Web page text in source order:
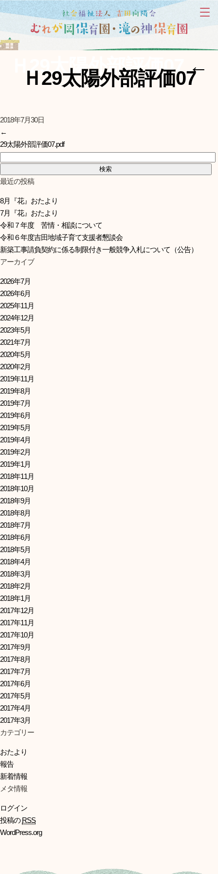
Ｈ29太陽外部評価07←
Ｈ29太陽外部評価07
2018年7月30日
←
29太陽外部評価07.pdf
最近の投稿
8月『花』おたより
7月『花』おたより
令和７年度 苦情・相談について
令和６年度吉田地域子育て支援者懇談会
新築工事請負契約に係る制限付き一般競争入札について（公告）
アーカイブ
2026年7月
2026年6月
2025年11月
2024年12月
2023年5月
2021年7月
2020年5月
2020年2月
2019年11月
2019年8月
2019年7月
2019年6月
2019年5月
2019年4月
2019年2月
2019年1月
2018年11月
2018年10月
2018年9月
2018年8月
2018年7月
2018年6月
2018年5月
2018年4月
2018年3月
2018年2月
2018年1月
2017年12月
2017年11月
2017年10月
2017年9月
2017年8月
2017年7月
2017年6月
2017年5月
2017年4月
2017年3月
カテゴリー
おたより
報告
新着情報
メタ情報
ログイン
投稿のRSS
WordPress.org